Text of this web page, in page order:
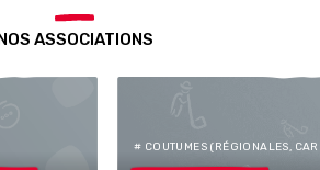
ASSOCIATIONS
# COUTUMES (RÉGIONALES,